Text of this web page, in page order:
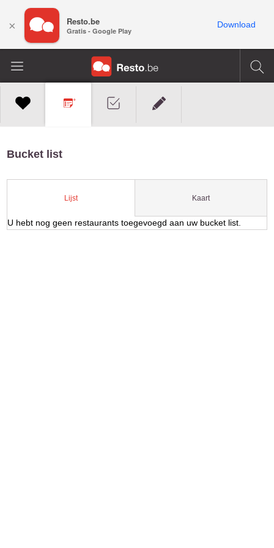
Bucket list
Lijst Kaart
U hebt nog geen restaurants toegevoegd aan uw bucket list.
× Resto.be
Gratis - Google Play
Download